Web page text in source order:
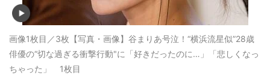
画像1枚目／3枚 【写真・画像】谷まりあ号泣！“横浜流星似”28歳
俳優の“切な過ぎる衝撃行動"に「好きだったのに…」「悲しくなっ
ちゃった」 1枚目